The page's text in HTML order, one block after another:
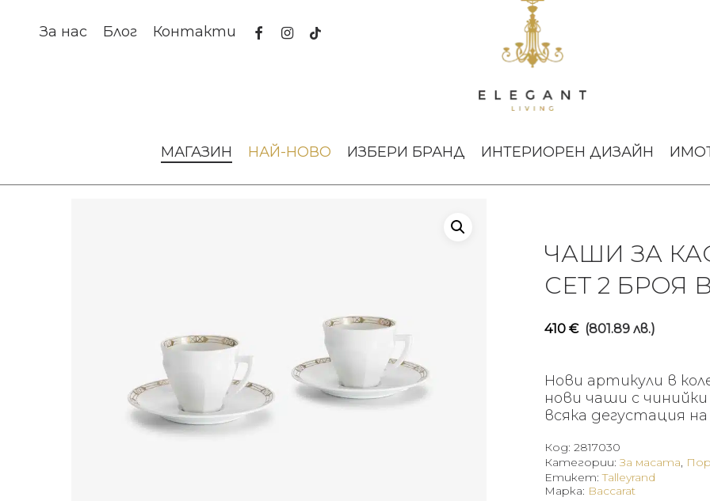
За нас Блог Контакти facebookinstagram
tiktok
МАГАЗИН НАЙ-НОВО ИЗБЕРИ БРАНД ИНТЕРИОРЕН ДИЗАЙН
ЧАШИ ЗА
СЕТ 2 БРОЯ
410 € (801.89 лв.)
Нови артикули в
нови чаши с
всяка дегустация
Код: 2817030
Категории:За масата,
Етикет:Talleyrand
Марка: Baccarat